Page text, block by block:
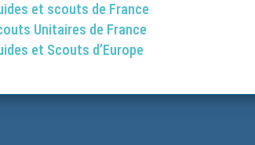
et scouts de France
Unitaires de France
et Scouts d’Europe